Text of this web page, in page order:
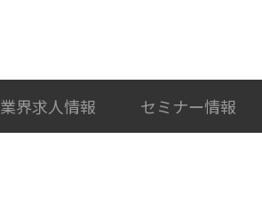
業界求人情報 セミナー情報